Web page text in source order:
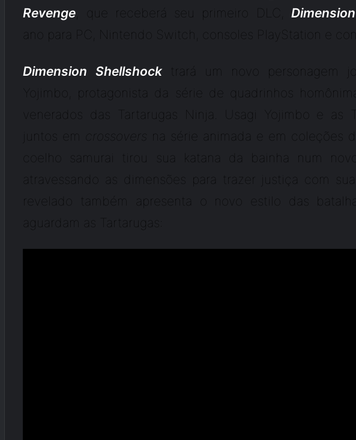
Revenge , que receberá seu primeiro DLC,
ano para PC, Nintendo Switch, consoles PlayStation e
Dimension Shellshock
trará um novo personagem
Yojimbo, protagonista da série de quadrinhos
venerados das Tartarugas Ninja. Usagi Yojimbo e as
juntos em
na série animada e em coleções
coelho samurai tirou sua katana da bainha num
atravessando as dimensões para trazer justiça com
revelado também apresenta o novo estilo das
aguardam as Tartarugas: